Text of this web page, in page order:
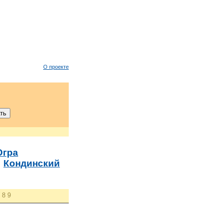
О проекте
Кондинский
8 9